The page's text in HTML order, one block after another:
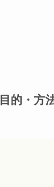
的・方